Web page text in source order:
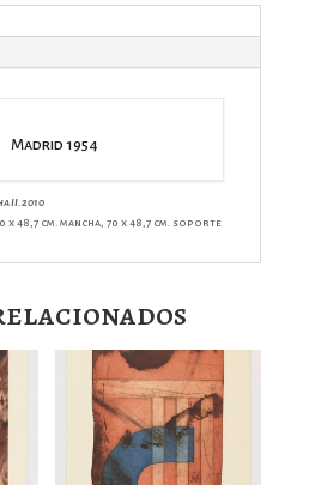
Madrid 1954
II. 2010
cm. mancha, 70 x 48,7 cm. soporte